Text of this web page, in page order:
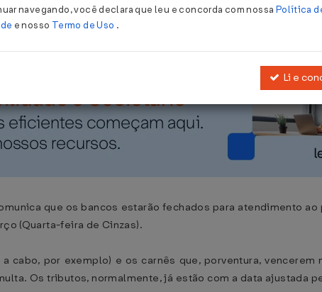
FEIRA DE CINZAS
que os bancos estarão fechados para atendimento
(Quarta-feira de Cinzas).
cabo, por exemplo) e os carnês que, porventura,
Os tributos, normalmente, já estão com a data ajustada
navegando, você declara que leu e concorda com nossa Política
e nosso Termo de Uso .
Li e